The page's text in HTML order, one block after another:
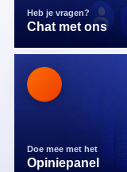
Heb je vragen?
Chat met ons
Doe mee met het
Opiniepanel